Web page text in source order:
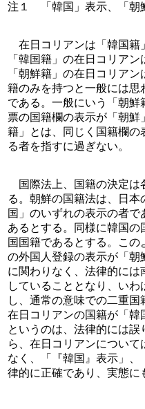
注１　「韓国」表示、「朝
在日コリアンは「韓国籍
「韓国籍」の在日コリア
「朝鮮籍」の在日コリア
籍のみを持つと一般には思
である。一般にいう「朝
票の国籍欄の表示が「朝鮮
籍」とは、同じく国籍欄の
る者を指すに過ぎない。
国際法上、国籍の決定は
る。朝鮮の国籍法は、日
国」のいずれの表示の者
あるとする。同様に韓国
国国籍であるとする。こ
の外国人登録の表示が「
に関わりなく、法律的に
していることとなり、い
し、通常の意味での二重国
在日コリアンの国籍が「韓
というのは、法律的には
ら、在日コリアンについ
なく、「『韓国』表示」
律的に正確であり、実態に